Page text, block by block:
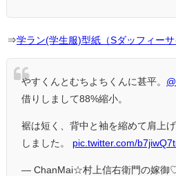
⇒学ラン(学生服)型紙（Sダッフィーサ
やすくんとむちよちくんに甚平。
借りしまして88%縮小。
裾は短く、背中と袖を縮めて肩上
しました。 pic.twitter.com/
— ChanMai☆村上信右衛門の嫁御